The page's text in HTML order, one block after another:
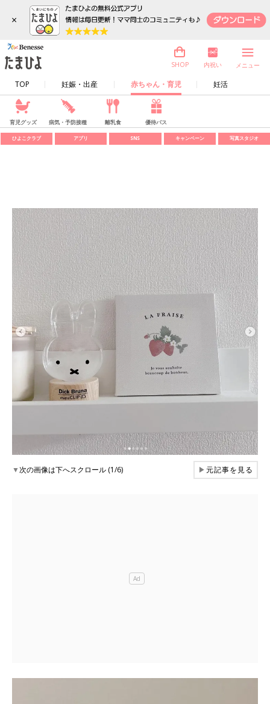
×
TOP 妊娠・出産 赤ちゃん・育児 妊活
SHOP 内祝い メニュー
育児グッズ 病気・予防接種 離乳食 優待パス
ひよこクラブ アプリ SNS キャンペーン 写真スタジオ
▼次の画像は下へスクロール (1/6) ▶元記事を見る